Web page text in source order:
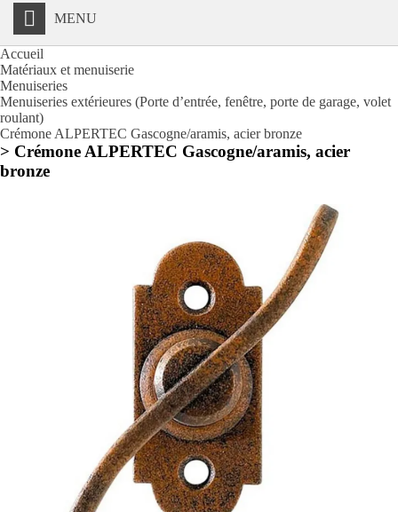
MENU
Accueil
Matériaux et menuiserie
Menuiseries
Menuiseries extérieures (Porte d’entrée, fenêtre, porte de garage, volet
roulant)
Crémone ALPERTEC Gascogne/aramis, acier bronze
> Crémone ALPERTEC Gascogne/aramis, acier
bronze